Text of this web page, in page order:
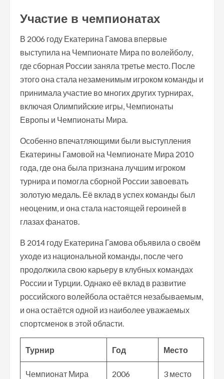
Участие в чемпионатах
В 2006 году Екатерина Гамова впервые
выступила на Чемпионате Мира по волейболу,
где сборная России заняла третье место. После
этого она стала незаменимым игроком команды и
принимала участие во многих других турнирах,
включая Олимпийские игры, Чемпионаты
Европы и Чемпионаты Мира.
Особенно впечатляющими были выступления
Екатерины Гамовой на Чемпионате Мира 2010
года, где она была признана лучшим игроком
турнира и помогла сборной России завоевать
золотую медаль. Её вклад в успех команды был
неоценим, и она стала настоящей героиней в
глазах фанатов.
В 2014 году Екатерина Гамова объявила о своём
уходе из национальной команды, после чего
продолжила свою карьеру в клубных командах
России и Турции. Однако её вклад в развитие
российского волейбола остаётся незабываемым,
и она остаётся одной из наиболее уважаемых
спортсменок в этой области.
Турнир Год Место
Чемпионат Мира 2006 3 место